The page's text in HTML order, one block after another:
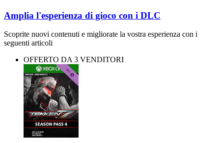
Amplia l'esperienza di gioco con i DLC
Scoprite nuovi contenuti e migliorate la vostra esperienza con i
seguenti articoli
OFFERTO DA 3 VENDITORI